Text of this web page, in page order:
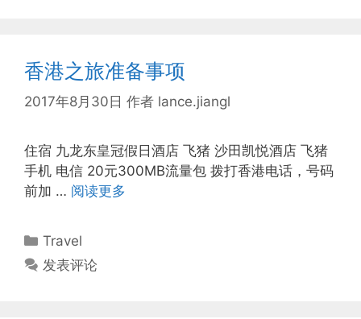
香港之旅准备事项
2017年8月30日 作者 lance.jiangl
住宿 九龙东皇冠假日酒店 飞猪 沙田凯悦酒店 飞猪
手机 电信 20元300MB流量包 拨打香港电话，号码
前加 … 阅读更多
分
类
Travel
发表评论